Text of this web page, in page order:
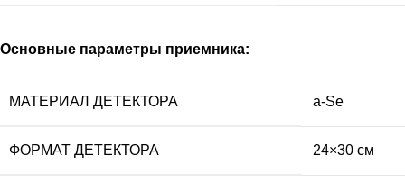
Основные параметры приемника:
МАТЕРИАЛ ДЕТЕКТОРА a-Se
ФОРМАТ ДЕТЕКТОРА 24×30 см